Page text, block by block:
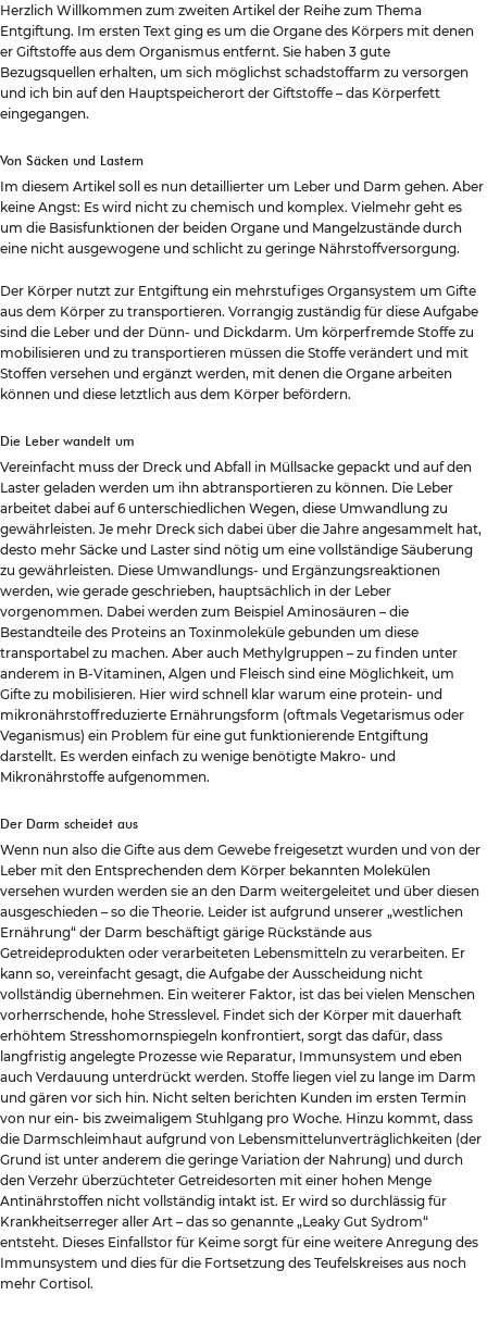
Herzlich Willkommen zum zweiten Artikel der Reihe zum Thema
Entgiftung. Im ersten Text ging es um die Organe des Körpers mit denen
er Giftstoffe aus dem Organismus entfernt. Sie haben 3 gute
Bezugsquellen erhalten, um sich möglichst schadstoffarm zu versorgen
und ich bin auf den Hauptspeicherort der Giftstoffe – das Körperfett
eingegangen.
Von Säcken und Lastern
Im diesem Artikel soll es nun detaillierter um Leber und Darm gehen. Aber
keine Angst: Es wird nicht zu chemisch und komplex. Vielmehr geht es
um die Basisfunktionen der beiden Organe und Mangelzustände durch
eine nicht ausgewogene und schlicht zu geringe Nährstoffversorgung.
Der Körper nutzt zur Entgiftung ein mehrstufiges Organsystem um Gifte
aus dem Körper zu transportieren. Vorrangig zuständig für diese Aufgabe
sind die Leber und der Dünn- und Dickdarm. Um körperfremde Stoffe zu
mobilisieren und zu transportieren müssen die Stoffe verändert und mit
Stoffen versehen und ergänzt werden, mit denen die Organe arbeiten
können und diese letztlich aus dem Körper befördern.
Die Leber wandelt um
Vereinfacht muss der Dreck und Abfall in Müllsacke gepackt und auf den
Laster geladen werden um ihn abtransportieren zu können. Die Leber
arbeitet dabei auf 6 unterschiedlichen Wegen, diese Umwandlung zu
gewährleisten. Je mehr Dreck sich dabei über die Jahre angesammelt hat,
desto mehr Säcke und Laster sind nötig um eine vollständige Säuberung
zu gewährleisten. Diese Umwandlungs- und Ergänzungsreaktionen
werden, wie gerade geschrieben, hauptsächlich in der Leber
vorgenommen. Dabei werden zum Beispiel Aminosäuren – die
Bestandteile des Proteins an Toxinmoleküle gebunden um diese
transportabel zu machen. Aber auch Methylgruppen – zu finden unter
anderem in B-Vitaminen, Algen und Fleisch sind eine Möglichkeit, um
Gifte zu mobilisieren. Hier wird schnell klar warum eine protein- und
mikronährstoffreduzierte Ernährungsform (oftmals Vegetarismus oder
Veganismus) ein Problem für eine gut funktionierende Entgiftung
darstellt. Es werden einfach zu wenige benötigte Makro- und
Mikronährstoffe aufgenommen.
Der Darm scheidet aus
Wenn nun also die Gifte aus dem Gewebe freigesetzt wurden und von der
Leber mit den Entsprechenden dem Körper bekannten Molekülen
versehen wurden werden sie an den Darm weitergeleitet und über diesen
ausgeschieden – so die Theorie. Leider ist aufgrund unserer „westlichen
Ernährung“ der Darm beschäftigt gärige Rückstände aus
Getreideprodukten oder verarbeiteten Lebensmitteln zu verarbeiten. Er
kann so, vereinfacht gesagt, die Aufgabe der Ausscheidung nicht
vollständig übernehmen. Ein weiterer Faktor, ist das bei vielen Menschen
vorherrschende, hohe Stresslevel. Findet sich der Körper mit dauerhaft
erhöhtem Stresshomornspiegeln konfrontiert, sorgt das dafür, dass
langfristig angelegte Prozesse wie Reparatur, Immunsystem und eben
auch Verdauung unterdrückt werden. Stoffe liegen viel zu lange im Darm
und gären vor sich hin. Nicht selten berichten Kunden im ersten Termin
von nur ein- bis zweimaligem Stuhlgang pro Woche. Hinzu kommt, dass
die Darmschleimhaut aufgrund von Lebensmittelunverträglichkeiten (der
Grund ist unter anderem die geringe Variation der Nahrung) und durch
den Verzehr überzüchteter Getreidesorten mit einer hohen Menge
Antinährstoffen nicht vollständig intakt ist. Er wird so durchlässig für
Krankheitserreger aller Art – das so genannte „Leaky Gut Sydrom“
entsteht. Dieses Einfallstor für Keime sorgt für eine weitere Anregung des
Immunsystem und dies für die Fortsetzung des Teufelskreises aus noch
mehr Cortisol.